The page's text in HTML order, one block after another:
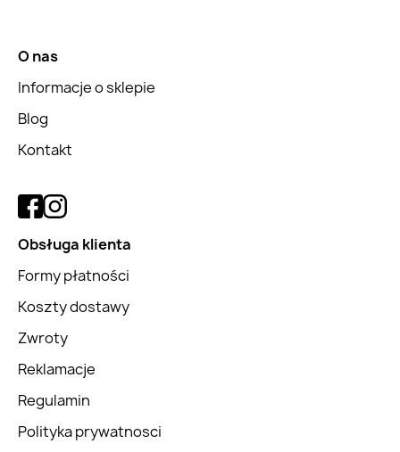
O nas
Informacje o sklepie
Blog
Kontakt
Obsługa klienta
Formy płatności
Koszty dostawy
Zwroty
Reklamacje
Regulamin
Polityka prywatnosci